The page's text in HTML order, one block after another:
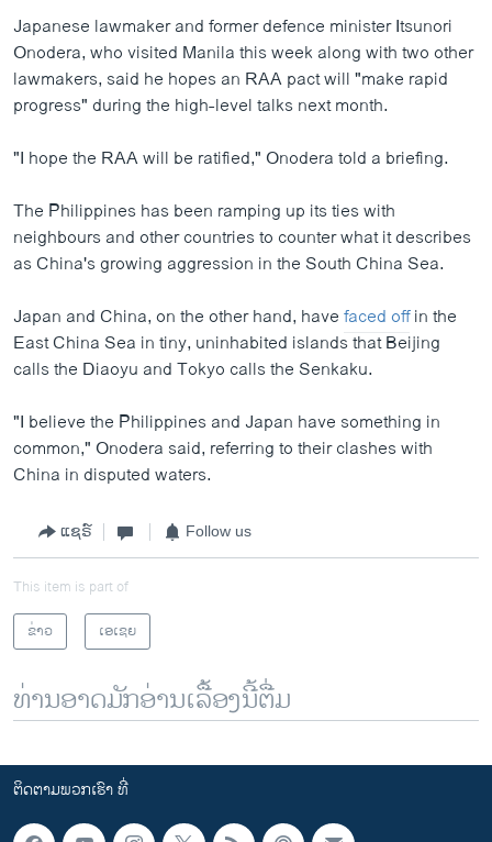
Japanese lawmaker and former defence minister Itsunori
Onodera, who visited Manila this week along with two other
lawmakers, said he hopes an RAA pact will "make rapid
progress" during the high-level talks next month.
"I hope the RAA will be ratified," Onodera told a briefing.
The Philippines has been ramping up its ties with
neighbours and other countries to counter what it describes
as China's growing aggression in the South China Sea.
Japan and China, on the other hand, havefaced offin the
East China Sea in tiny, uninhabited islands that Beijing
calls the Diaoyu and Tokyo calls the Senkaku.
"I believe the Philippines and Japan have something in
common," Onodera said, referring to their clashes with
China in disputed waters.
ແຊຣ໌ Follow us
This item is part of
ຂ່າວ
ເອເຊຍ
ທ່ານອາດມັກອ່ານເລື້ອງນີ້ຕື່ມ
ຕິດຕາມພວກເຮົາ ທີ່